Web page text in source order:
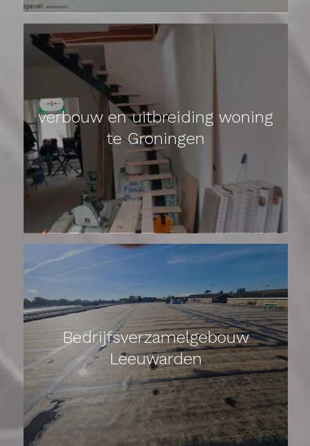
verbouw en uitbreiding woning
te Groningen
Bedrijfsverzamelgebouw
Leeuwarden